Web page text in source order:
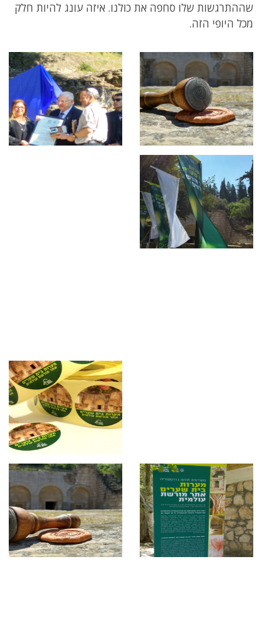
שההתרגשות שלו סחפה את כולנו. איזה עונג להיות חלק
מכל היופי הזה.